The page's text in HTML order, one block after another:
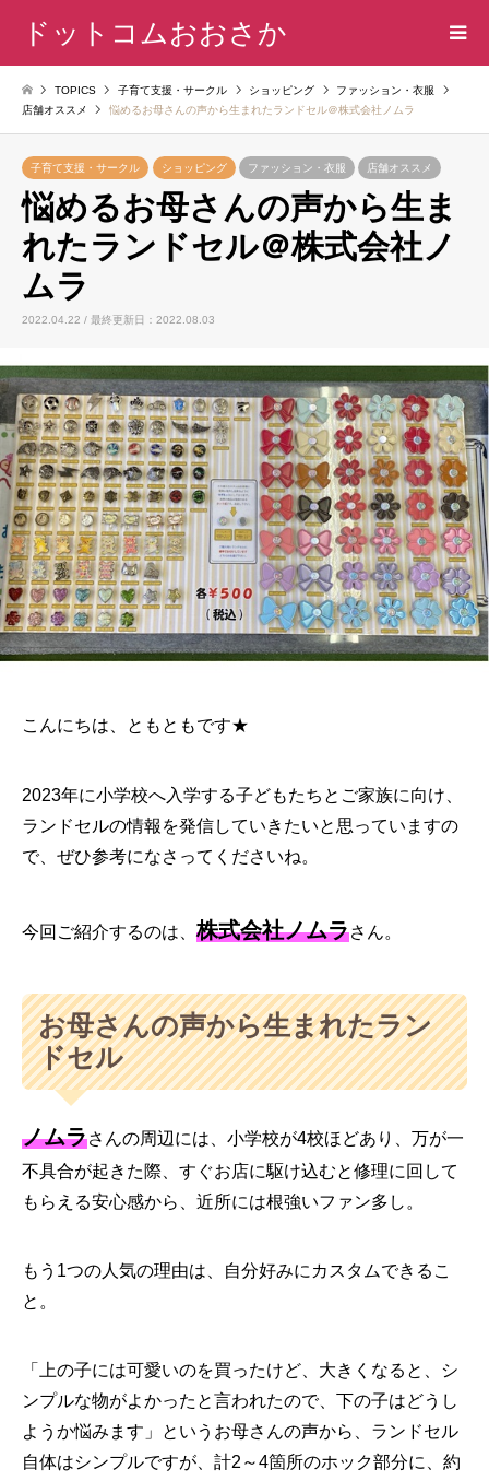
ドットコムおおさか
TOPICS 子育て支援・サークル ショッピング
ファッション・衣服
店舗オススメ
悩めるお母さんの声から生まれたランドセル＠株式会社ノムラ
子育て支援・サークル ショッピング ファッション・衣服 店舗オススメ
悩めるお母さんの声から生ま
れたランドセル＠株式会社ノ
ムラ
2022.04.22 / 最終更新日：2022.08.03
こんにちは、ともともです★
2023年に小学校へ入学する子どもたちとご家族に向け、
ランドセルの情報を発信していきたいと思っていますの
で、ぜひ参考になさってくださいね。
今回ご紹介するのは、株式会社ノムラさん。
お母さんの声から生まれたラン
ドセル
ノムラさんの周辺には、小学校が4校ほどあり、万が一
不具合が起きた際、すぐお店に駆け込むと修理に回して
もらえる安心感から、近所には根強いファン多し。
もう1つの人気の理由は、自分好みにカスタムできるこ
と。
「上の子には可愛いのを買ったけど、大きくなると、シ
ンプルな物がよかったと言われたので、下の子はどうし
ようか悩みます」というお母さんの声から、ランドセル
自体はシンプルですが、計2～4箇所のホック部分に、約